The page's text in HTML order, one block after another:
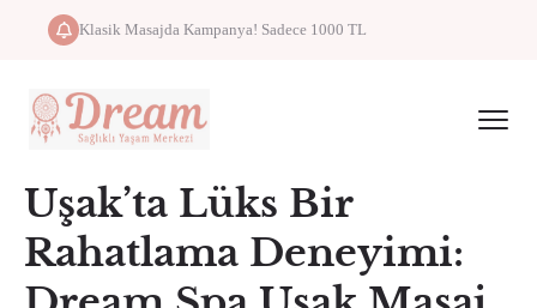
Klasik Masajda Kampanya! Sadece 1000 TL
Uşak’ta Lüks Bir
Rahatlama Deneyimi: